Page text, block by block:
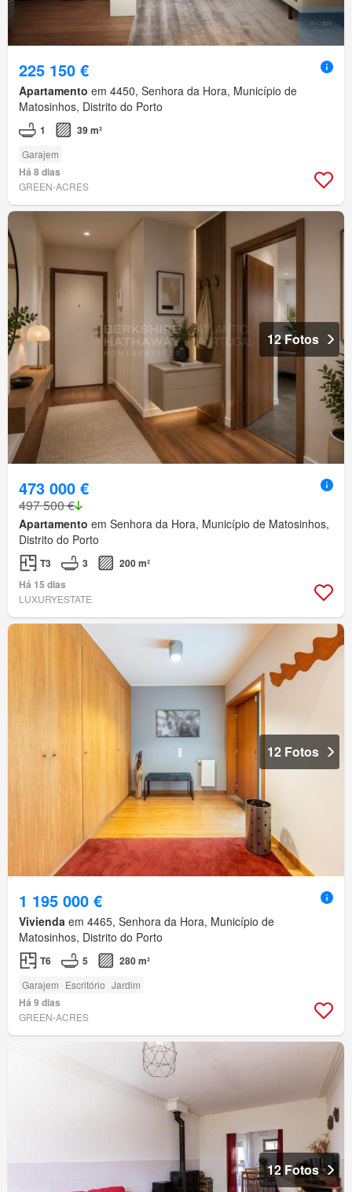
225 150 €
Apartamento em 4450, Senhora da Hora, Município de
Matosinhos, Distrito do Porto
1 39 m²
Garajem
Há 8 dias
GREEN-ACRES
12 Fotos
473 000 €
497 500 €
Apartamento em Senhora da Hora, Município de Matosinhos,
Distrito do Porto
T3 3
200 m²
Há 15 dias
LUXURYESTATE
12 Fotos
1 195 000 €
Vivienda em 4465, Senhora da Hora, Município de
Matosinhos, Distrito do Porto
T6 5 280 m²
Garajem Escritório Jardim
Há 9 dias
GREEN-ACRES
12 Fotos